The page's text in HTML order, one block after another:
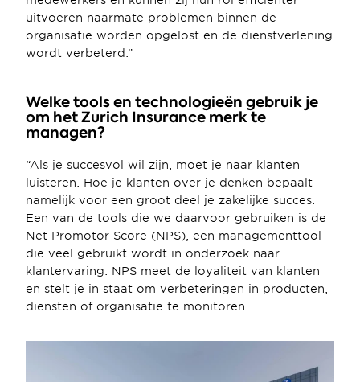
uitvoeren naarmate problemen binnen de
organisatie worden opgelost en de dienstverlening
wordt verbeterd.”
Welke tools en technologieën gebruik je
om het Zurich Insurance merk te
managen?
“Als je succesvol wil zijn, moet je naar klanten
luisteren. Hoe je klanten over je denken bepaalt
namelijk voor een groot deel je zakelijke succes.
Een van de tools die we daarvoor gebruiken is de
Net Promotor Score (NPS), een managementtool
die veel gebruikt wordt in onderzoek naar
klantervaring. NPS meet de loyaliteit van klanten
en stelt je in staat om verbeteringen in producten,
diensten of organisatie te monitoren.